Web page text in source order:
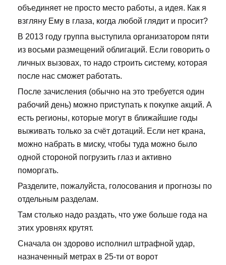
объединяет не просто место работы, а идея. Как я
взгляну Ему в глаза, когда любой глядит и просит?
В 2013 году группа выступила организатором пяти
из восьми размещений облигаций. Если говорить о
личных вызовах, то надо строить систему, которая
после нас сможет работать.
После зачисления (обычно на это требуется один
рабочий день) можно приступать к покупке акций. А
есть регионы, которые могут в ближайшие годы
выживать только за счёт дотаций. Если нет крана,
можно набрать в миску, чтобы туда можно было
одной стороной погрузить глаз и активно
поморгать.
Разделите, пожалуйста, голосования и прогнозы по
отдельным разделам.
Там столько надо раздать, что уже больше года на
этих уровнях крутят.
Сначала он здорово исполнил штрафной удар,
назначенный метрах в 25-ти от ворот